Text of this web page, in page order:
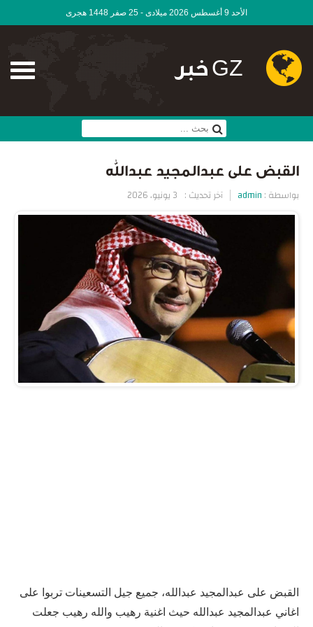
الأحد 9 أغسطس 2026 ميلادى - 25 صفر 1448 هجرى
GZ خبر
القبض على عبدالمجيد عبدالله
بواسطة : admin آخر تحديث : 3 يونيو، 2026
القبض على عبدالمجيد عبدالله، جميع جيل التسعينات تربوا على
اغاني عبدالمجيد عبدالله حيث اغنية رهيب والله رهيب جعلت